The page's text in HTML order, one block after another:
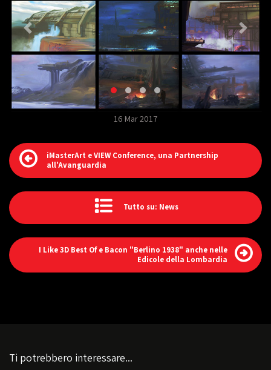
16 Mar 2017
iMasterArt e VIEW Conference, una Partnership
all'Avanguardia
Tutto su: News
I Like 3D Best Of e Bacon "Berlino 1938" anche nelle
Edicole della Lombardia
Ti potrebbero interessare...